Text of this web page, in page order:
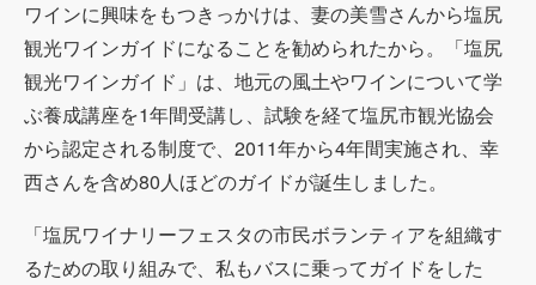
ワインに興味をもつきっかけは、妻の美雪さんから塩尻
観光ワインガイドになることを勧められたから。「塩尻
観光ワインガイド」は、地元の風土やワインについて学
ぶ養成講座を1年間受講し、試験を経て塩尻市観光協会
から認定される制度で、 2011年から4年間実施され、幸
西さんを含め80人ほどのガイドが誕生しました。
「塩尻ワイナリーフェスタの市民ボランティアを組織す
るための取り組みで、私もバスに乗ってガイドをした